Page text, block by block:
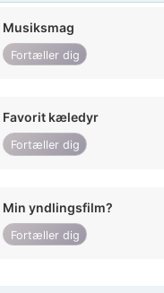
Musiksmag
Fortæller dig
Favorit kæledyr
Fortæller dig
Min yndlingsfilm?
Fortæller dig